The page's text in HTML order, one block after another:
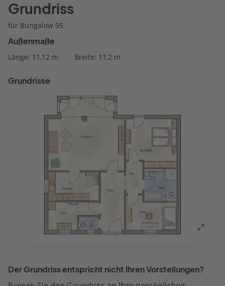
Grundriss
für Bungalow 95
Außenmaße
Länge: 11,12 m Breite: 11,2 m
Grundrisse
Der Grundriss entspricht nicht Ihren Vorstellungen?